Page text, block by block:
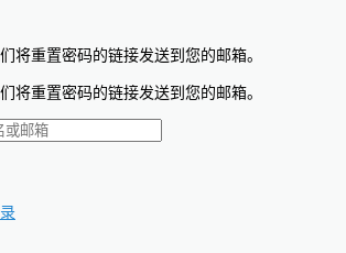
将重置密码的链接发送到您的邮箱。
将重置密码的链接发送到您的邮箱。